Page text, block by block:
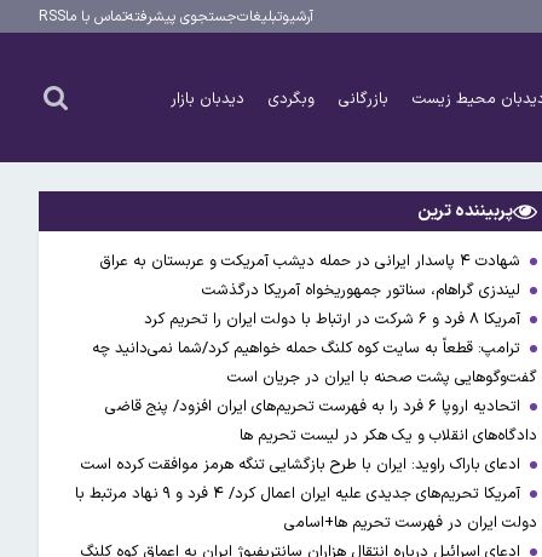
آرشیوتبلیغاتجستجوی پیشرفتهتماس با ماRSS
محیط زیست بازرگانی وبگردی دیدبان بازار
پربیننده ترین
شهادت ۴ پاسدار ایرانی در حمله دیشب آمریکت و عربستان به عراق
لیندزی گراهام، سناتور جمهوریخواه آمریکا درگذشت
آمریکا ۸ فرد و ۶ شرکت در ارتباط با دولت ایران را تحریم کرد
ترامپ: قطعاً به سایت کوه کلنگ حمله خواهیم کرد/شما نمی‌دانید چه
گفت‌وگوهایی پشت صحنه با ایران در جریان است
اتحادیه اروپا ۶ فرد را به فهرست تحریم‌های ایران افزود/ پنج قاضی
دادگاه‌های انقلاب و یک هکر در لیست تحریم ها
ادعای باراک راوید: ایران با طرح بازگشایی تنگه هرمز موافقت کرده است
آمریکا تحریم‌های جدیدی علیه ایران اعمال کرد/ ۴ فرد و ۹ نهاد مرتبط با
دولت ایران در فهرست تحریم ها+اسامی
ادعای اسرائیل درباره انتقال هزاران سانتریفیوژ ایران به اعماق کوه کلنگ